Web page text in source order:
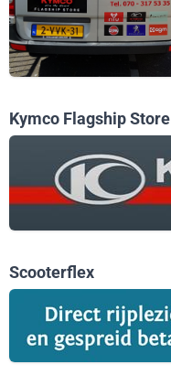
Kymco Flagship Store
Scooterflex